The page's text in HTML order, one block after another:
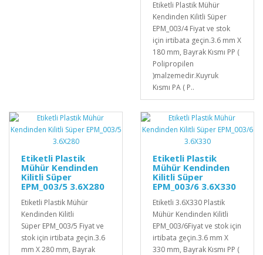
Etiketli Plastik Mühür
Kendinden Kilitli Süper
EPM_003/4 Fiyat ve stok
için irtibata geçin.3.6 mm X
180 mm, Bayrak Kısmı PP (
Polipropilen
)malzemedir.Kuyruk
Kısmı PA ( P..
Etiketli Plastik
Mühür Kendinden
Kilitli Süper
EPM_003/5 3.6X280
Etiketli Plastik Mühür
Kendinden Kilitli
Süper EPM_003/5 Fiyat ve
stok için irtibata geçin.3.6
mm X 280 mm, Bayrak
Etiketli Plastik
Mühür Kendinden
Kilitli Süper
EPM_003/6 3.6X330
Etiketli 3.6X330 Plastik
Mühür Kendinden Kilitli
EPM_003/6Fiyat ve stok için
irtibata geçin.3.6 mm X
330 mm, Bayrak Kısmı PP (